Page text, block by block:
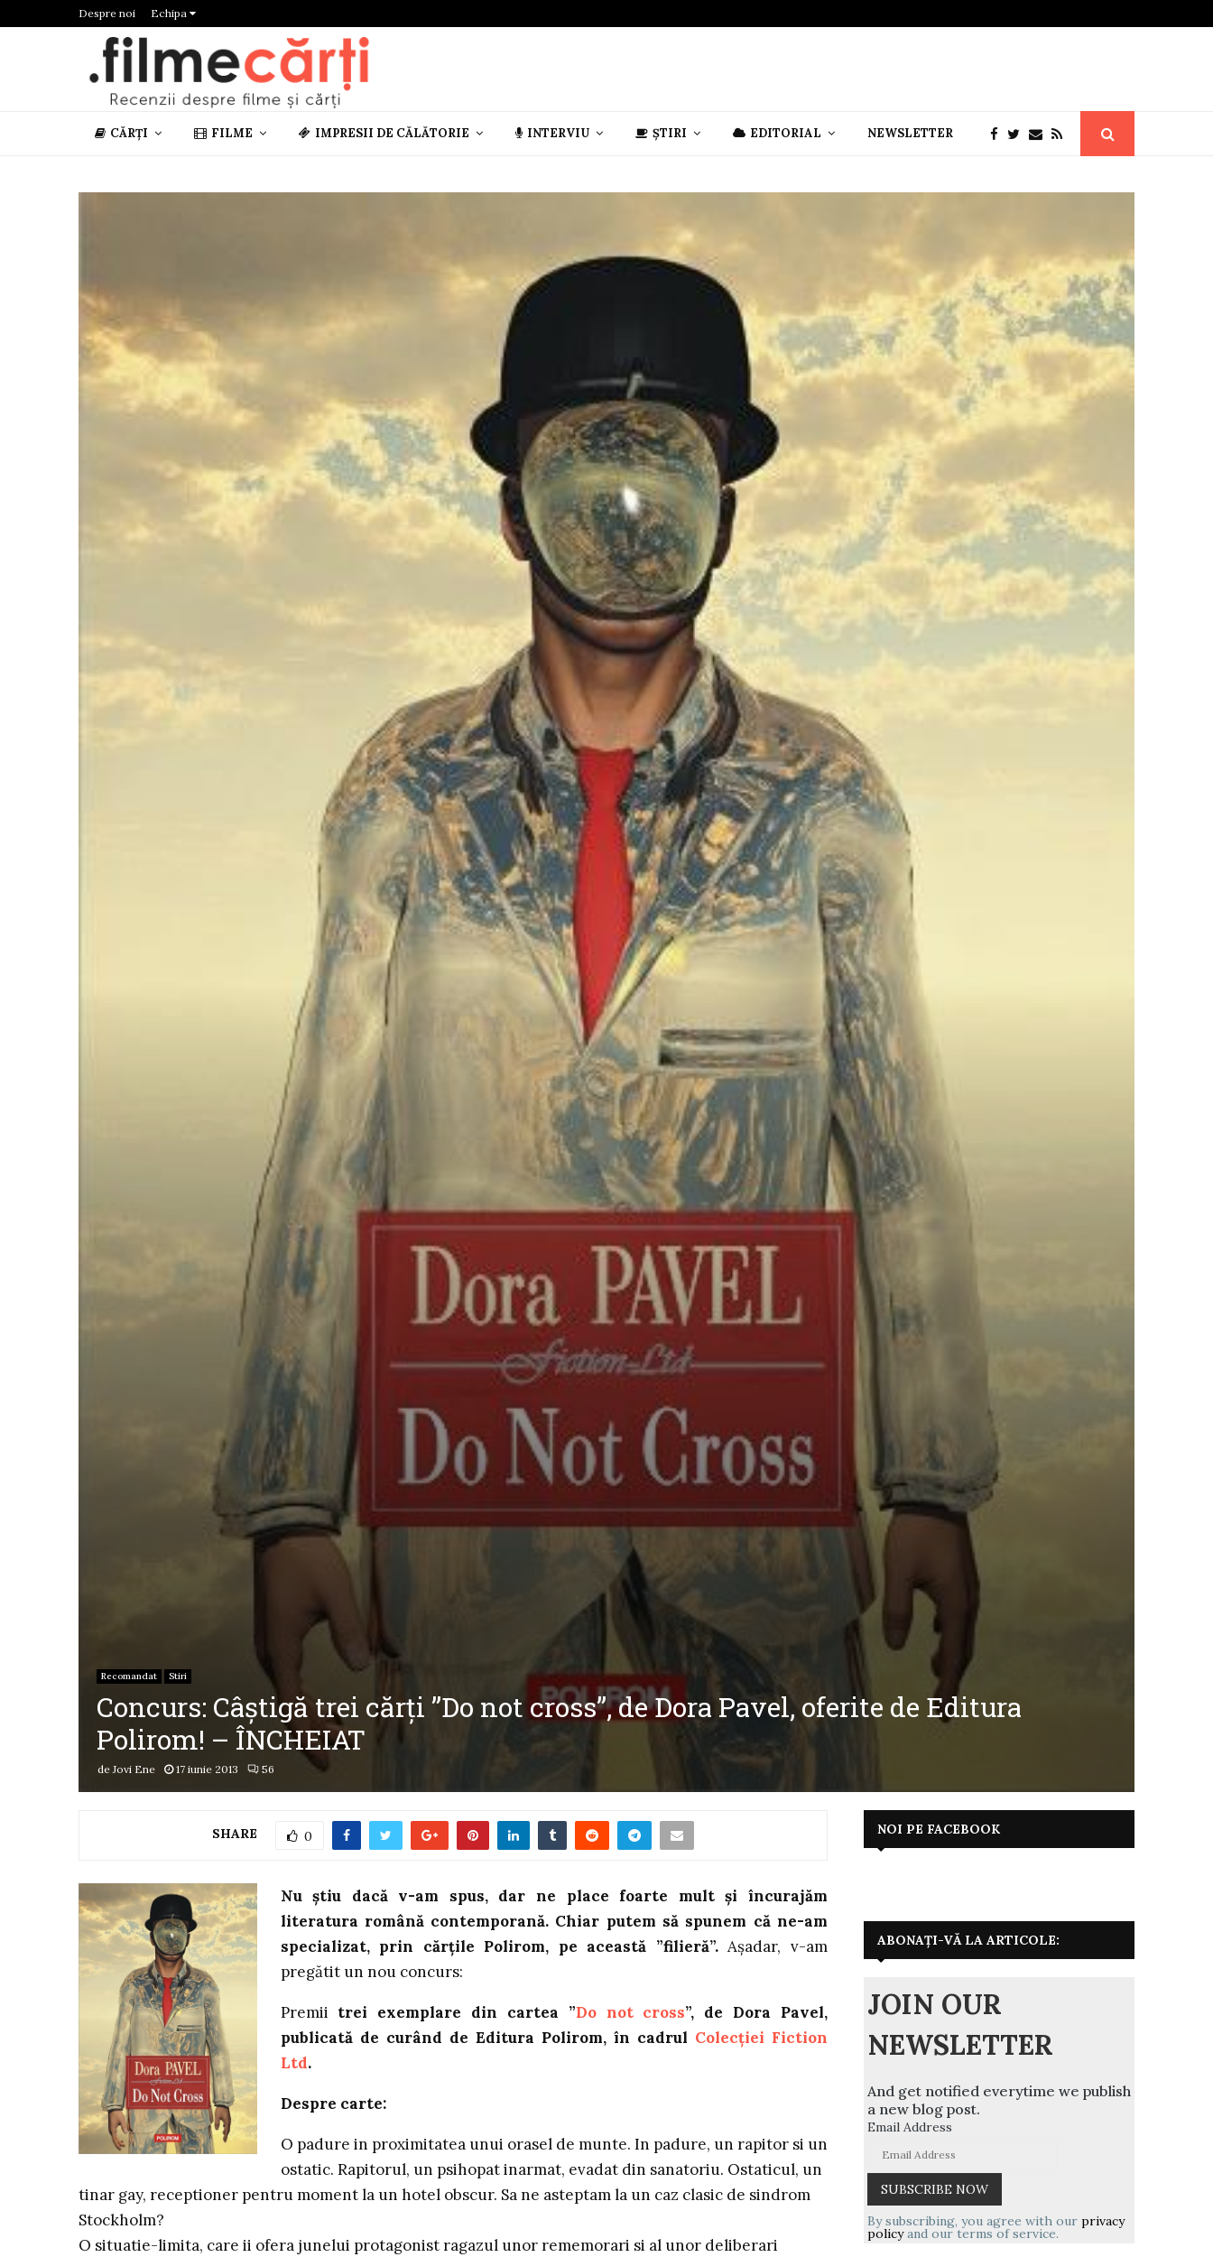
Despre noi Echipa
CĂRȚI FILME IMPRESII DE CĂLĂTORIE INTERVIU ȘTIRI EDITORIAL NEWSLETTER
Recomandat Stiri
Concurs: Câștigă trei cărți ”Do not cross”, de Dora Pavel, oferite de Editura
Polirom! – ÎNCHEIAT
de Jovi Ene 17 iunie 2013 56
SHARE 0
Nu știu dacă v-am spus, dar ne place foarte mult și încurajăm
literatura română contemporană. Chiar putem să spunem că ne-am
specializat, prin cărțile Polirom, pe această ”filieră”.Aşadar, v-am
pregătit un nou concurs:
Premii trei exemplare din cartea ”Do not cross”, de Dora Pavel,
publicată de curând de Editura Polirom, în cadrul Colecției Fiction
Ltd.
Despre carte:
O padure in proximitatea unui orasel de munte. In padure, un rapitor si un
ostatic. Rapitorul, un psihopat inarmat, evadat din sanatoriu. Ostaticul, un
tinar gay, receptioner pentru moment la un hotel obscur. Sa ne asteptam la un caz clasic de sindrom
Stockholm?
O situatie-limita, care ii ofera junelui protagonist ragazul unor rememorari si al unor deliberari
NOI PE FACEBOOK
ABONAȚI-VĂ LA ARTICOLE:
JOIN OUR
NEWSLETTER
And get notified everytime we publish
a new blog post.
Email Address
By subscribing, you agree with our privacy
policyand our terms of service.